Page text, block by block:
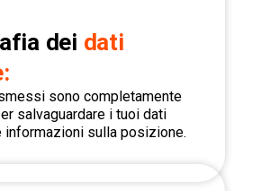
dei dati
sono completamente
salvaguardare i tuoi dati
informazioni sulla posizione.